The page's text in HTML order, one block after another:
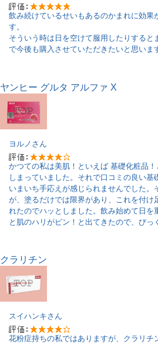
飲み続けているせいもあるのかまれに効果
す。
そういう時は日を空けて服用したりすると
で今後も購入させていただきたいと思いま
ヤンヒー グルタ アルファ X
ヨルノ さん
かつての私は美肌！といえば 基礎化粧品
しまっていました。それで口コミの良い
いまいち手応えが感じられませんでした。
が、塗るだけでは限界があり、これを付け
れたのでハッとしました。飲み始めて日を
と肌のハリがピン！と出てきたので、びっ
クラリチン
スイハンキさん
花粉症持ちの私ではありますが、クラリチ